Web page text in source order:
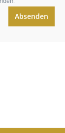
Absenden